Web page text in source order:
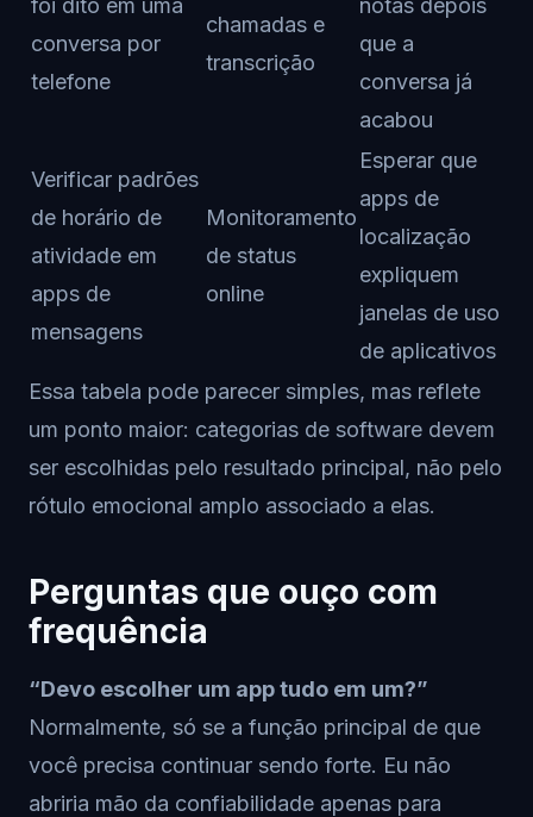
foi dito em uma
conversa por
telefone
chamadas e
transcrição
notas depois
que a
conversa já
acabou
Verificar padrões
de horário de
atividade em
apps de
mensagens
Monitoramento
de status
online
Esperar que
apps de
localização
expliquem
janelas de uso
de aplicativos
Essa tabela pode parecer simples, mas reflete
um ponto maior: categorias de software devem
ser escolhidas pelo resultado principal, não pelo
rótulo emocional amplo associado a elas.
Perguntas que ouço com
frequência
“Devo escolher um app tudo em um?”
Normalmente, só se a função principal de que
você precisa continuar sendo forte. Eu não
abriria mão da confiabilidade apenas para